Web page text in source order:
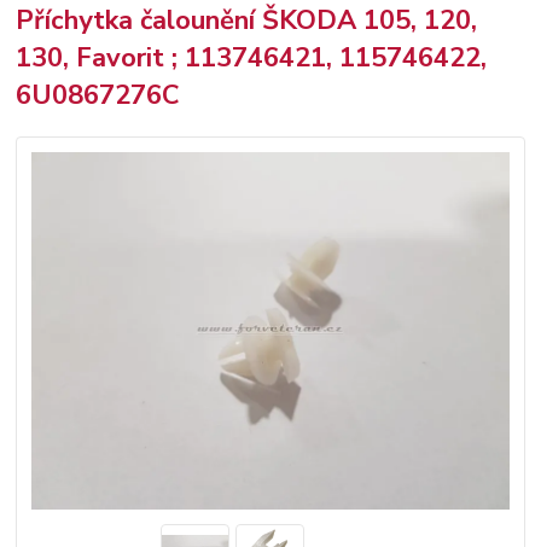
Příchytka čalounění ŠKODA 105, 120,
130, Favorit ; 113746421, 115746422,
6U0867276C